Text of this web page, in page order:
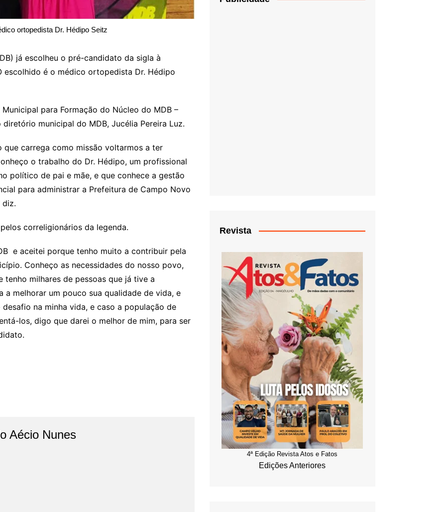
ortopedista Dr. Hédipo Seitz
já escolheu o pré-candidato da sigla à
escolhido é o médico ortopedista Dr. Hédipo
para Formação do Núcleo do MDB –
municipal do MDB, Jucélia Pereira Luz.
que carrega como missão voltarmos a ter
o trabalho do Dr. Hédipo, um profissional
político de pai e mãe, e que conhece a gestão
para administrar a Prefeitura de Campo Novo
diz.
correligionários da legenda.
e aceitei porque tenho muito a contribuir pela
Conheço as necessidades do nosso povo,
milhares de pessoas que já tive a
melhorar um pouco sua qualidade de vida, e
na minha vida, e caso a população de
los, digo que darei o melhor de mim, para ser
Aécio Nunes
Revista
4ª Edição Revista Atos e Fatos
Edições Anteriores